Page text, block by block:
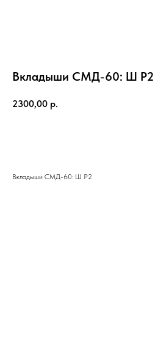
Вкладыши СМД-60: Ш Р2
2300,00 р.
Вкладыши СМД-60: Ш Р2